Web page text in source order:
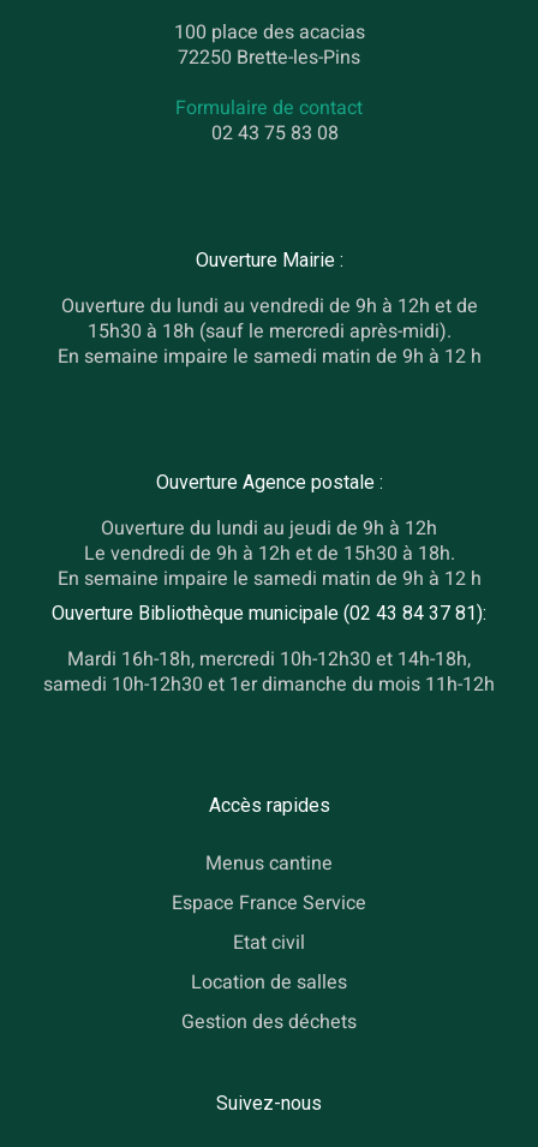
100 place des acacias
72250 Brette-les-Pins
Formulaire de contact
02 43 75 83 08
Ouverture Mairie :
Ouverture du lundi au vendredi de 9h à 12h et de
15h30 à 18h (sauf le mercredi après-midi).
En semaine impaire le samedi matin de 9h à 12 h
Ouverture Agence postale :
Ouverture du lundi au jeudi de 9h à 12h
Le vendredi de 9h à 12h et de 15h30 à 18h.
En semaine impaire le samedi matin de 9h à 12 h
Ouverture Bibliothèque municipale (02 43 84 37 81):
Mardi 16h-18h, mercredi 10h-12h30 et 14h-18h,
samedi 10h-12h30 et 1er dimanche du mois 11h-12h
Accès rapides
Menus cantine
Espace France Service
Etat civil
Location de salles
Gestion des déchets
Suivez-nous